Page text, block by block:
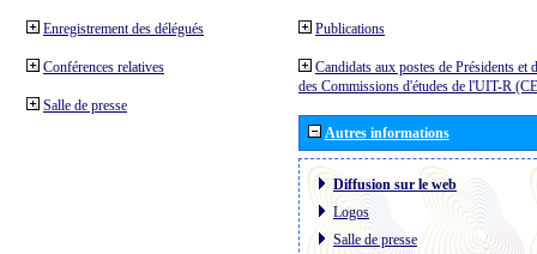
Enregistrement des délégués
Conférences relatives
Salle de presse
Publications
Candidats aux postes de Présidents et
des Commissions d'études de l'UIT-R
Autres informations
Diffusion sur le web
Logos
Salle de presse